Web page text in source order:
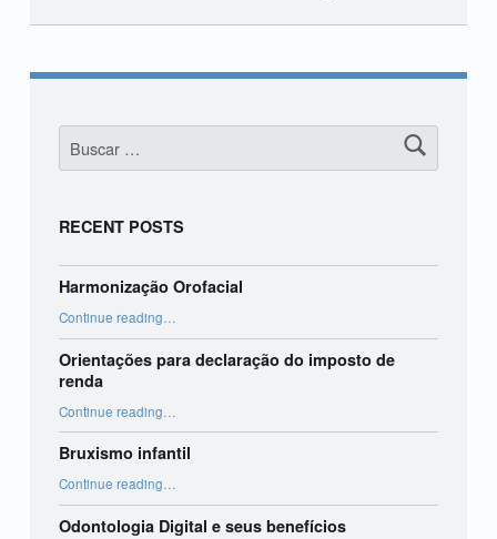
Skip back to main navigation
Buscar:
RECENT POSTS
Harmonização Orofacial
Continue reading …
Orientações para declaração do imposto de
renda
Continue reading“Orientações para declaração do imposto de renda”
…
Bruxismo infantil
Continue reading…
Odontologia Digital e seus benefícios